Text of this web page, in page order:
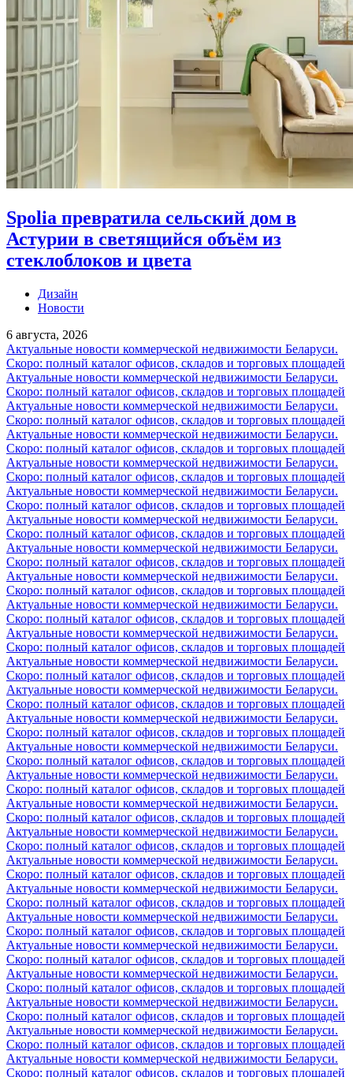
Spolia превратила сельский дом в
Астурии в светящийся объём из
стеклоблоков и цвета
Дизайн
Новости
6 августа, 2026
Актуальные новости коммерческой недвижимости Беларуси.
Скоро: полный каталог офисов, складов и торговых площадей
Актуальные новости коммерческой недвижимости Беларуси.
Скоро: полный каталог офисов, складов и торговых площадей
Актуальные новости коммерческой недвижимости Беларуси.
Скоро: полный каталог офисов, складов и торговых площадей
Актуальные новости коммерческой недвижимости Беларуси.
Скоро: полный каталог офисов, складов и торговых площадей
Актуальные новости коммерческой недвижимости Беларуси.
Скоро: полный каталог офисов, складов и торговых площадей
Актуальные новости коммерческой недвижимости Беларуси.
Скоро: полный каталог офисов, складов и торговых площадей
Актуальные новости коммерческой недвижимости Беларуси.
Скоро: полный каталог офисов, складов и торговых площадей
Актуальные новости коммерческой недвижимости Беларуси.
Скоро: полный каталог офисов, складов и торговых площадей
Актуальные новости коммерческой недвижимости Беларуси.
Скоро: полный каталог офисов, складов и торговых площадей
Актуальные новости коммерческой недвижимости Беларуси.
Скоро: полный каталог офисов, складов и торговых площадей
Актуальные новости коммерческой недвижимости Беларуси.
Скоро: полный каталог офисов, складов и торговых площадей
Актуальные новости коммерческой недвижимости Беларуси.
Скоро: полный каталог офисов, складов и торговых площадей
Актуальные новости коммерческой недвижимости Беларуси.
Скоро: полный каталог офисов, складов и торговых площадей
Актуальные новости коммерческой недвижимости Беларуси.
Скоро: полный каталог офисов, складов и торговых площадей
Актуальные новости коммерческой недвижимости Беларуси.
Скоро: полный каталог офисов, складов и торговых площадей
Актуальные новости коммерческой недвижимости Беларуси.
Скоро: полный каталог офисов, складов и торговых площадей
Актуальные новости коммерческой недвижимости Беларуси.
Скоро: полный каталог офисов, складов и торговых площадей
Актуальные новости коммерческой недвижимости Беларуси.
Скоро: полный каталог офисов, складов и торговых площадей
Актуальные новости коммерческой недвижимости Беларуси.
Скоро: полный каталог офисов, складов и торговых площадей
Актуальные новости коммерческой недвижимости Беларуси.
Скоро: полный каталог офисов, складов и торговых площадей
Актуальные новости коммерческой недвижимости Беларуси.
Скоро: полный каталог офисов, складов и торговых площадей
Актуальные новости коммерческой недвижимости Беларуси.
Скоро: полный каталог офисов, складов и торговых площадей
Актуальные новости коммерческой недвижимости Беларуси.
Скоро: полный каталог офисов, складов и торговых площадей
Актуальные новости коммерческой недвижимости Беларуси.
Скоро: полный каталог офисов, складов и торговых площадей
Актуальные новости коммерческой недвижимости Беларуси.
Скоро: полный каталог офисов, складов и торговых площадей
Актуальные новости коммерческой недвижимости Беларуси.
Скоро: полный каталог офисов, складов и торговых площадей